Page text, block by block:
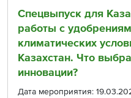
Спецвыпуск для
работы с
климатических
Казахстан. Что
инновации?
Дата мероприятия: